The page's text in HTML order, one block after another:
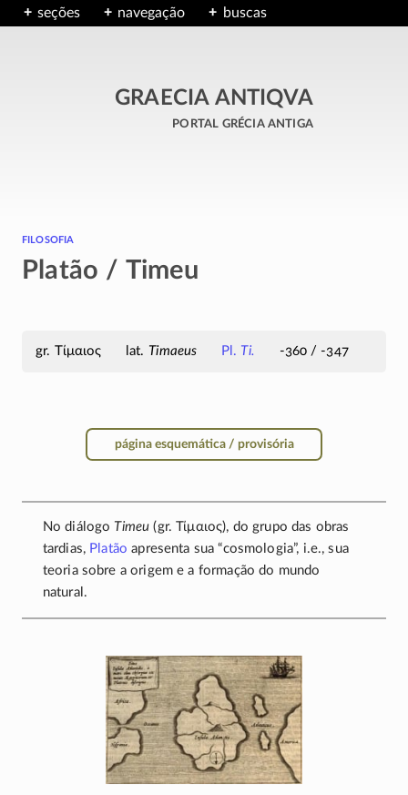
seções navegação buscas
GRAECIA ANTIQVA
portal grécia antiga
filosofia
Platão / Timeu
Τίμαιος Timaeus Pl. Ti. -360 / -347
página esquemática / provisória
No diálogo Timeu (gr.Τίμαιος), do grupo das obras
tardias, Platão apresenta sua “cosmologia”, i.e., sua
teoria sobre a origem e a formação do mundo
natural.